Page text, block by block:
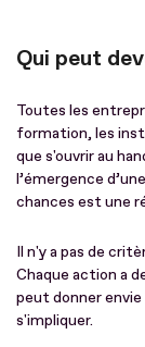
Qui peut
Toutes les
formation, les
que s'ouvrir au
l’émergence
chances est une
Il n'y a pas de
Chaque action a
peut donner
s'impliquer.